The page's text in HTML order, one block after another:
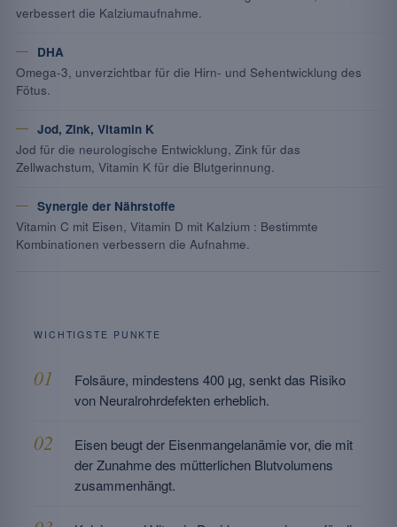
verbessert die Kalziumaufnahme.
DHA
Omega-3, unverzichtbar für die Hirn- und Sehentwicklung des
Fötus.
Jod, Zink, Vitamin K
Jod für die neurologische Entwicklung, Zink für das
Zellwachstum, Vitamin K für die Blutgerinnung.
Synergie der Nährstoffe
Vitamin C mit Eisen, Vitamin D mit Kalzium : Bestimmte
Kombinationen verbessern die Aufnahme.
WICHTIGSTE PUNKTE
Folsäure, mindestens 400 µg, senkt das Risiko
von Neuralrohrdefekten erheblich.
Eisen beugt der Eisenmangelanämie vor, die mit
der Zunahme des mütterlichen Blutvolumens
zusammenhängt.